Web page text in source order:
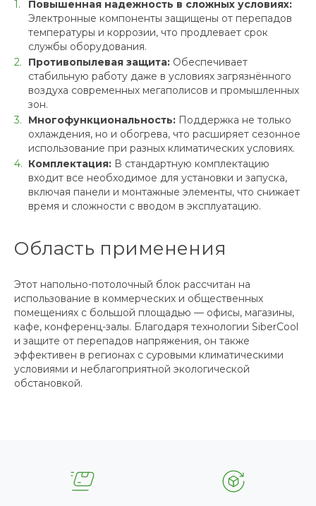
Повышенная надежность в сложных условиях:
Электронные компоненты защищены от перепадов
температуры и коррозии, что продлевает срок
службы оборудования.
Противопылевая защита: Обеспечивает
стабильную работу даже в условиях загрязнённого
воздуха современных мегаполисов и промышленных
зон.
Многофункциональность: Поддержка не только
охлаждения, но и обогрева, что расширяет сезонное
использование при разных климатических условиях.
Комплектация: В стандартную комплектацию
входит все необходимое для установки и запуска,
включая панели и монтажные элементы, что снижает
время и сложности с вводом в эксплуатацию.
Область применения
Этот напольно-потолочный блок рассчитан на
использование в коммерческих и общественных
помещениях с большой площадью — офисы, магазины,
кафе, конференц-залы. Благодаря технологии SiberCool
и защите от перепадов напряжения, он также
эффективен в регионах с суровыми климатическими
условиями и неблагоприятной экологической
обстановкой.